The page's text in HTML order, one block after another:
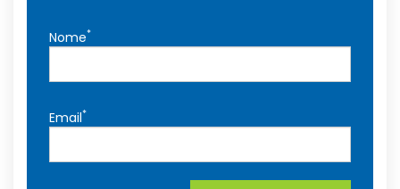
Nome*
Email*